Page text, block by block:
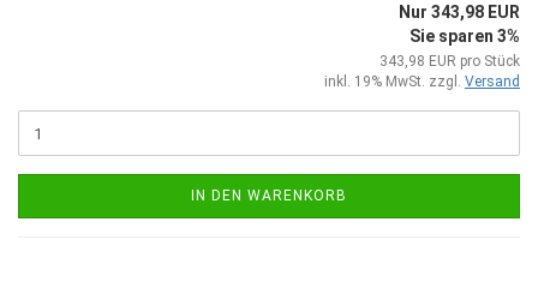
Nur 343,98 EUR
Sie sparen 3%
343,98 EUR pro Stück
inkl. 19% MwSt. zzgl. Versand
IN DEN WARENKORB